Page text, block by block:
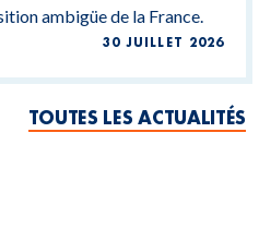
ambigüe de la France.
30 JUILLET 2026
TOUTES LES ACTUALITÉS